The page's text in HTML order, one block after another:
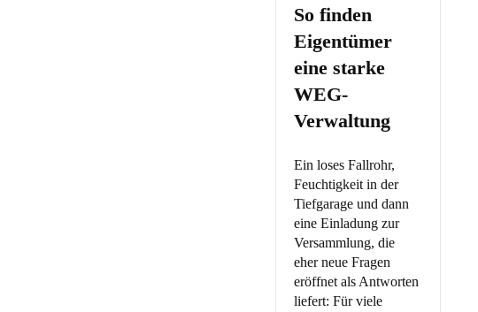
So finden
Eigentümer
eine starke
WEG-
Verwaltung
Ein loses Fallrohr,
Feuchtigkeit in der
Tiefgarage und dann
eine Einladung zur
Versammlung, die
eher neue Fragen
eröffnet als Antworten
liefert: Für viele